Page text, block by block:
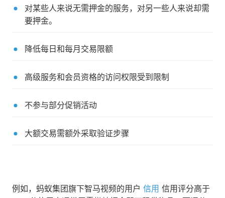
对某些人来说无需押金的服务，对另一些人来说却需
要押金。
降低每日和每月交易限额
高级服务和会员资格的访问权限受到限制
不参与部分促销活动
大额交易需额外采取验证步骤
例如，蚂蚁集团旗下智马视频的用户 信用 信用评分高于